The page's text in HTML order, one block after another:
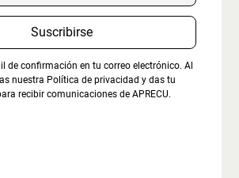
de confirmación en tu correo electrónico. Al
nuestra Política de privacidad y das tu
recibir comunicaciones de APRECU.